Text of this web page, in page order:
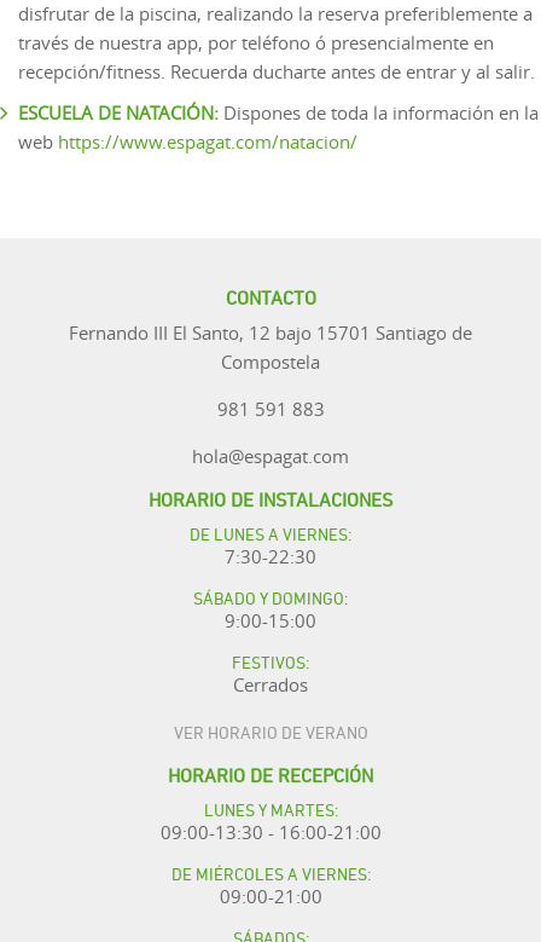
disfrutar de la piscina, realizando la reserva preferiblemente a
través de nuestra app, por teléfono ó presencialmente en
recepción/fitness. Recuerda ducharte antes de entrar y al salir.
ESCUELA DE NATACIÓN: Dispones de toda la información en la
web https://www.espagat.com/natacion/
CONTACTO
Fernando III El Santo, 12 bajo 15701 Santiago de
Compostela
981 591 883
hola@espagat.com
HORARIO DE INSTALACIONES
DE LUNES A VIERNES:
7:30-22:30
SÁBADO Y DOMINGO:
9:00-15:00
FESTIVOS:
Cerrados
VER HORARIO DE VERANO
HORARIO DE RECEPCIÓN
LUNES Y MARTES:
09:00-13:30 - 16:00-21:00
DE MIÉRCOLES A VIERNES:
09:00-21:00
SÁBADOS: